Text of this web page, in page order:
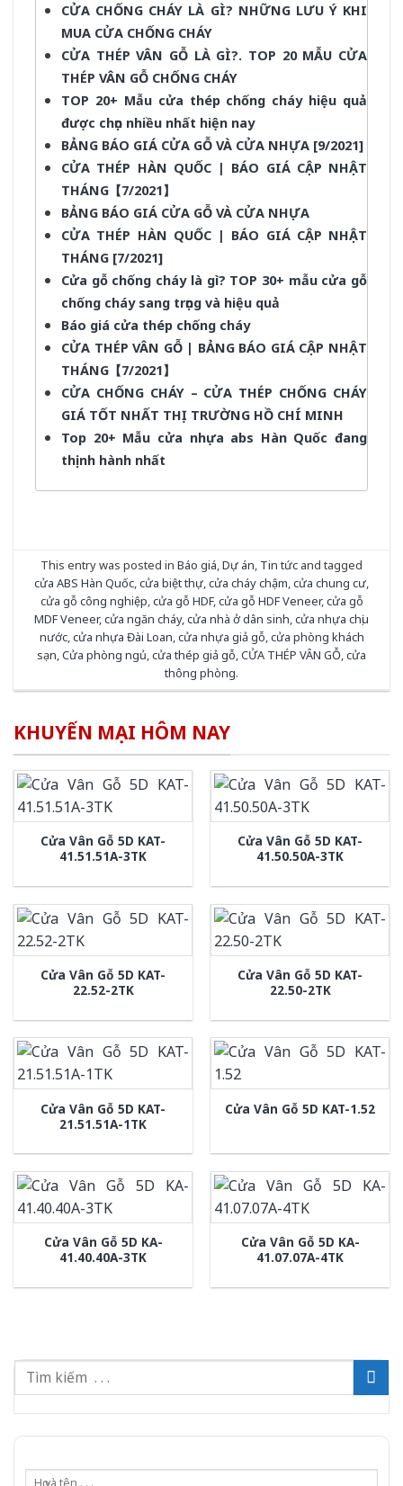
CỬA CHỐNG CHÁY LÀ GÌ? NHỮNG LƯU Ý KHI
MUA CỬA CHỐNG CHÁY
CỬA THÉP VÂN GỖ LÀ GÌ?. TOP 20 MẪU CỬA
THÉP VÂN GỖ CHỐNG CHÁY
TOP 20+ Mẫu cửa thép chống cháy hiệu quả
được chọn nhiều nhất hiện nay
BẢNG BÁO GIÁ CỬA GỖ VÀ CỬA NHỰA [9/2021]
CỬA THÉP HÀN QUỐC | BÁO GIÁ CẬP NHẬT
THÁNG【7/2021】
BẢNG BÁO GIÁ CỬA GỖ VÀ CỬA NHỰA
CỬA THÉP HÀN QUỐC | BÁO GIÁ CẬP NHẬT
THÁNG [7/2021]
Cửa gỗ chống cháy là gì? TOP 30+ mẫu cửa gỗ
chống cháy sang trọng và hiệu quả
Báo giá cửa thép chống cháy
CỬA THÉP VÂN GỖ | BẢNG BÁO GIÁ CẬP NHẬT
THÁNG【7/2021】
CỬA CHỐNG CHÁY – CỬA THÉP CHỐNG CHÁY
GIÁ TỐT NHẤT THỊ TRƯỜNG HỒ CHÍ MINH
Top 20+ Mẫu cửa nhựa abs Hàn Quốc đang
thịnh hành nhất
This entry was posted in Báo giá,Dự án, Tin tức and tagged
cửa ABS Hàn Quốc,cửa biệt thự,cửa cháy chậm,cửa chung cư,
cửa gỗ công nghiệp,cửa gỗ HDF,cửa gỗ HDF Veneer,cửa gỗ
MDF Veneer,cửa ngăn cháy,cửa nhà ở dân sinh,cửa nhựa chịu
nước,cửa nhựa Đài Loan,cửa nhựa giả gỗ,cửa phòng khách
sạn,Cửa phòng ngủ,cửa thép giả gỗ,CỬA THÉP VÂN GỖ,cửa
thông phòng.
KHUYẾN MẠI HÔM NAY
Cửa Vân Gỗ 5D KAT-
41.51.51A-3TK
Cửa Vân Gỗ 5D KAT-
41.50.50A-3TK
Cửa Vân Gỗ 5D KAT-
22.52-2TK
Cửa Vân Gỗ 5D KAT-
22.50-2TK
Cửa Vân Gỗ 5D KAT-
21.51.51A-1TK
Cửa Vân Gỗ 5D KAT-1.52
Cửa Vân Gỗ 5D KA-
41.40.40A-3TK
Cửa Vân Gỗ 5D KA-
41.07.07A-4TK